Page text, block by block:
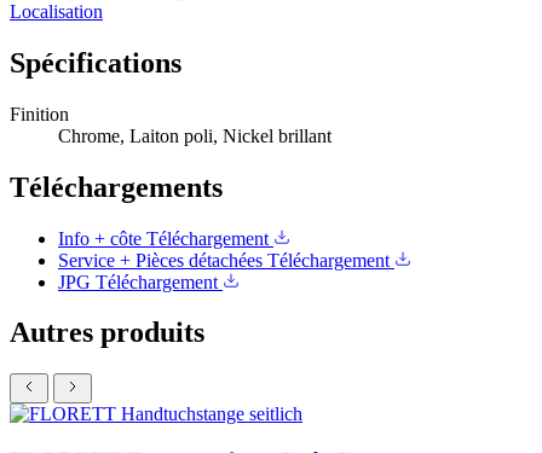
Localisation
Spécifications
Finition
Chrome, Laiton poli, Nickel brillant
Téléchargements
Info + côte Téléchargement
Service + Pièces détachées Téléchargement
JPG Téléchargement
Autres produits